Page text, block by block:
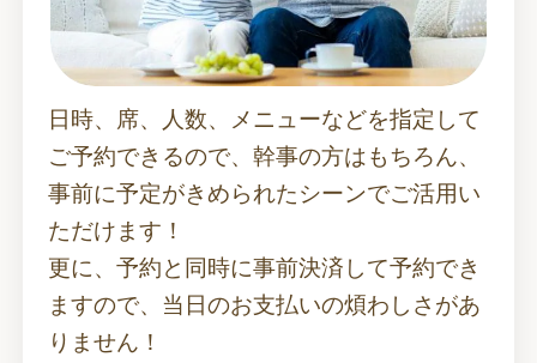
日時、席、人数、メニューなどを指定して
ご予約できるので、幹事の方はもちろん、
事前に予定がきめられたシーンでご活用い
ただけます！
更に、予約と同時に事前決済して予約でき
ますので、当日のお支払いの煩わしさがあ
りません！